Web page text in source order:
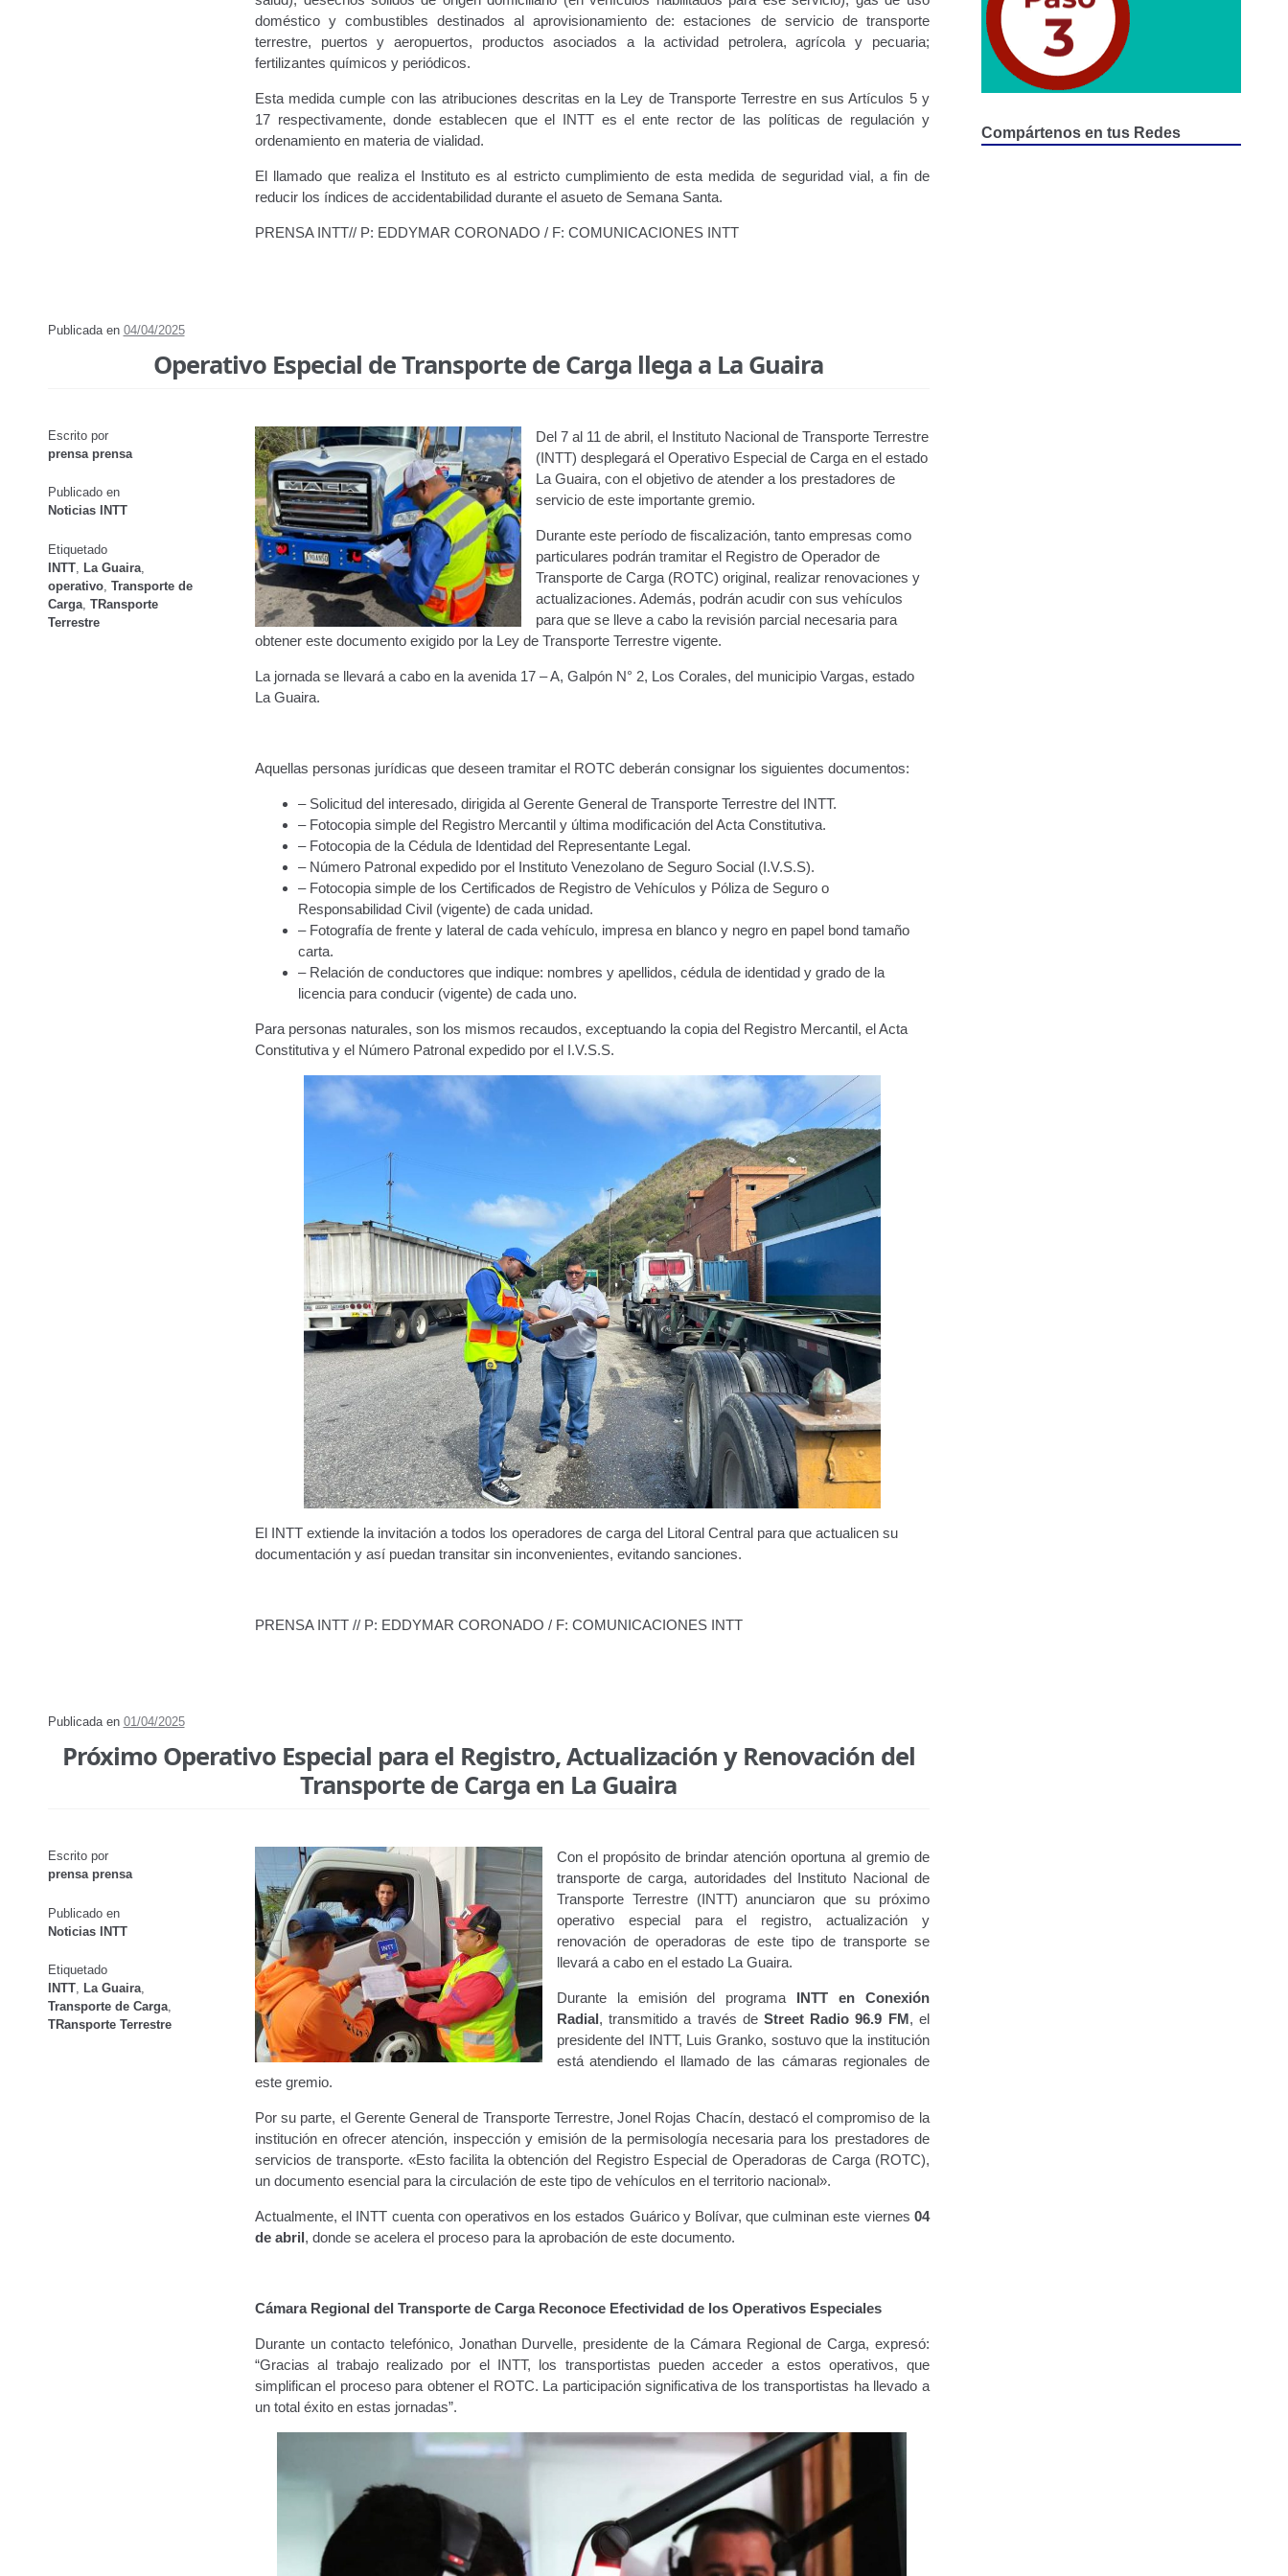
doméstico y combustibles destinados al aprovisionamiento de: estaciones de servicio de transporte
terrestre, puertos y aeropuertos, productos asociados a la actividad petrolera, agrícola y pecuaria;
fertilizantes químicos y periódicos.
Esta medida cumple con las atribuciones descritas en la Ley de Transporte Terrestre en sus Artículos 5 y
17 respectivamente, donde establecen que el INTT es el ente rector de las políticas de regulación y
ordenamiento en materia de vialidad.
El llamado que realiza el Instituto es al estricto cumplimiento de esta medida de seguridad vial, a fin de
reducir los índices de accidentabilidad durante el asueto de Semana Santa.
PRENSA INTT// P: EDDYMAR CORONADO / F: COMUNICACIONES INTT
Publicada en 04/04/2025
Operativo Especial de Transporte de Carga llega a La Guaira
Escrito por
prensa prensa
Publicado en
Noticias INTT
Etiquetado
INTT, La Guaira,
operativo, Transporte de
Carga, TRansporte
Terrestre
Del 7 al 11 de abril, el Instituto Nacional de Transporte Terrestre
(INTT) desplegará el Operativo Especial de Carga en el estado
La Guaira, con el objetivo de atender a los prestadores de
servicio de este importante gremio.
Durante este período de fiscalización, tanto empresas como
particulares podrán tramitar el Registro de Operador de
Transporte de Carga (ROTC) original, realizar renovaciones y
actualizaciones. Además, podrán acudir con sus vehículos
para que se lleve a cabo la revisión parcial necesaria para
obtener este documento exigido por la Ley de Transporte Terrestre vigente.
La jornada se llevará a cabo en la avenida 17 – A, Galpón N° 2, Los Corales, del municipio Vargas, estado
La Guaira.
Aquellas personas jurídicas que deseen tramitar el ROTC deberán consignar los siguientes documentos:
– Solicitud del interesado, dirigida al Gerente General de Transporte Terrestre del INTT.
– Fotocopia simple del Registro Mercantil y última modificación del Acta Constitutiva.
– Fotocopia de la Cédula de Identidad del Representante Legal.
– Número Patronal expedido por el Instituto Venezolano de Seguro Social (I.V.S.S).
– Fotocopia simple de los Certificados de Registro de Vehículos y Póliza de Seguro o
Responsabilidad Civil (vigente) de cada unidad.
– Fotografía de frente y lateral de cada vehículo, impresa en blanco y negro en papel bond tamaño
carta.
– Relación de conductores que indique: nombres y apellidos, cédula de identidad y grado de la
licencia para conducir (vigente) de cada uno.
Para personas naturales, son los mismos recaudos, exceptuando la copia del Registro Mercantil, el Acta
Constitutiva y el Número Patronal expedido por el I.V.S.S.
El INTT extiende la invitación a todos los operadores de carga del Litoral Central para que actualicen su
documentación y así puedan transitar sin inconvenientes, evitando sanciones.
PRENSA INTT // P: EDDYMAR CORONADO / F: COMUNICACIONES INTT
Publicada en 01/04/2025
Próximo Operativo Especial para el Registro, Actualización y Renovación del
Transporte de Carga en La Guaira
Escrito por
prensa prensa
Publicado en
Noticias INTT
Etiquetado
INTT, La Guaira,
Transporte de Carga,
TRansporte Terrestre
Con el propósito de brindar atención oportuna al gremio de
transporte de carga, autoridades del Instituto Nacional de
Transporte Terrestre (INTT) anunciaron que su próximo
operativo especial para el registro, actualización y
renovación de operadoras de este tipo de transporte se
llevará a cabo en el estado La Guaira.
Durante la emisión del programa INTT en Conexión
Radial, transmitido a través de Street Radio 96.9 FM, el
presidente del INTT, Luis Granko, sostuvo que la institución
está atendiendo el llamado de las cámaras regionales de
este gremio.
Por su parte, el Gerente General de Transporte Terrestre, Jonel Rojas Chacín, destacó el compromiso de la
institución en ofrecer atención, inspección y emisión de la permisología necesaria para los prestadores de
servicios de transporte. «Esto facilita la obtención del Registro Especial de Operadoras de Carga (ROTC),
un documento esencial para la circulación de este tipo de vehículos en el territorio nacional».
Actualmente, el INTT cuenta con operativos en los estados Guárico y Bolívar, que culminan este viernes 04
de abril, donde se acelera el proceso para la aprobación de este documento.
Cámara Regional del Transporte de Carga Reconoce Efectividad de los Operativos Especiales
Durante un contacto telefónico, Jonathan Durvelle, presidente de la Cámara Regional de Carga, expresó:
“Gracias al trabajo realizado por el INTT, los transportistas pueden acceder a estos operativos, que
simplifican el proceso para obtener el ROTC. La participación significativa de los transportistas ha llevado a
un total éxito en estas jornadas”.
Compártenos en tus Redes